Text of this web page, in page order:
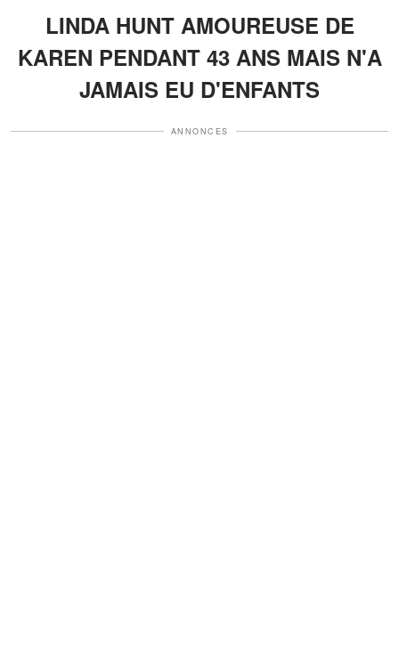
LINDA HUNT AMOUREUSE DE
KAREN PENDANT 43 ANS MAIS N'A
JAMAIS EU D'ENFANTS
ANNONCES